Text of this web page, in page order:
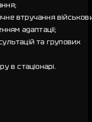
втручання
адаптації;
та групових
в стаціонарі.